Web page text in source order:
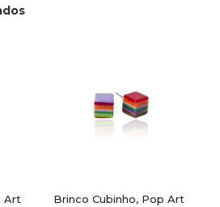
Art
Brinco Cubinho, Pop Art